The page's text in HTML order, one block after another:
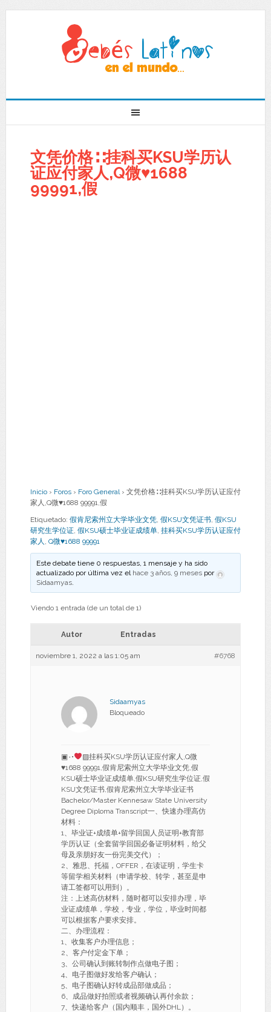
文凭价格∷挂科买KSU学历认
证应付家人,Q微♥1688
99991,假
Inicio › Foros › Foro General › 文凭价格∷挂科买KSU学历认证应付
家人,Q微♥1688 99991,假
Etiquetado: 假肯尼索州立大学毕业文凭, 假KSU文凭证书, 假KSU
研究生学位证, 假KSU硕士毕业证成绩单, 挂科买KSU学历认证应付
家人 , Q微♥1688 99991
Este debate tiene 0 respuestas, 1 mensaje y ha sido
actualizado por última vez el hace 3 años, 9 meses por
Sidaamyas.
Viendo 1 entrada (de un total de 1)
Autor Entradas
noviembre 1, 2022 a las 1:05 am #6768
Sidaamyas
Bloqueado
▣۰•
▨挂科买KSU学历认证应付家人,Q微
♥1688 99991,假肯尼索州立大学毕业文凭,假
KSU硕士毕业证成绩单,假KSU研究生学位证,假
KSU文凭证书,假肯尼索州立大学毕业证书
Bachelor/Master Kennesaw State University
Degree Diploma Transcript一、快速办理高仿
材料：
1、毕业证+成绩单+留学回国人员证明+教育部
学历认证（全套留学回国必备证明材料，给父
母及亲朋好友一份完美交代）；
2、雅思、托福，OFFER，在读证明，学生卡
等留学相关材料（申请学校、转学，甚至是申
请工签都可以用到）。
注：上述高仿材料，随时都可以安排办理，毕
业证成绩单，学校，专业，学位，毕业时间都
可以根据客户要求安排。
二、办理流程：
1、收集客户办理信息；
2、客户付定金下单；
3、公司确认到账转制作点做电子图；
4、电子图做好发给客户确认；
5、电子图确认好转成品部做成品；
6、成品做好拍照或者视频确认再付余款；
7、快递给客户（国内顺丰，国外DHL）。